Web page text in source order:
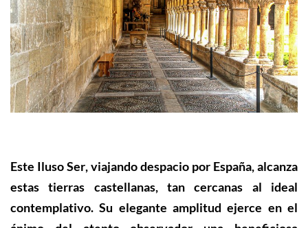
Este Iluso Ser, viajando despacio por España, alcanza
estas tierras castellanas, tan cercanas al ideal
contemplativo. Su elegante amplitud ejerce en el